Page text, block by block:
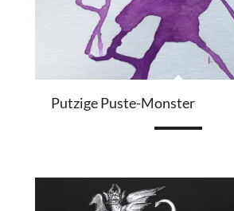
Putzige Puste-Monster